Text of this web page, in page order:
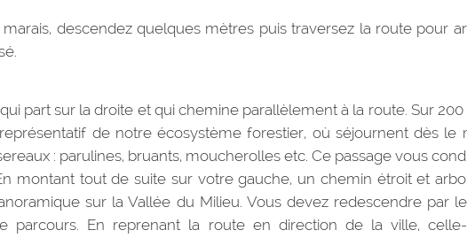
descendez quelques mètres puis traversez la route pour
part sur la droite et qui chemine parallèlement à la route. Sur 200
de notre écosystème forestier, où séjournent dès le
: parulines, bruants, moucherolles etc. Ce passage vous
montant tout de suite sur votre gauche, un chemin étroit et
sur la Vallée du Milieu. Vous devez redescendre par
parcours. En reprenant la route en direction de la ville,